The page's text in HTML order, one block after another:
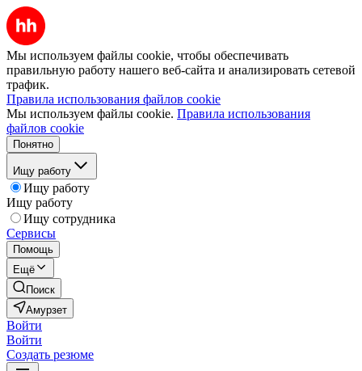
Мы используем файлы cookie, чтобы обеспечивать
правильную работу нашего веб-сайта и анализировать сетевой
трафик.
Правила использования файлов cookie
Мы используем файлы cookie. Правила использования
файлов cookie
Понятно
Ищу работу
Ищу работу
Ищу работу
Ищу сотрудника
Сервисы
Помощь
Ещё
Поиск
Амурзет
Войти
Войти
Создать резюме